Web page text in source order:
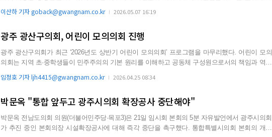
이산하 기자 goback@gwangnam.co.kr 2026.05.07 16:19
광주 광산구의회, 어린이 모의의회 진행
광주 광산구의회가 최근 ‘2026년도 상반기 어린이 모의의회’ 프로그램을 마무리했다. 어린이 모의
의회는 지역 초·중학생들이 민주주의의 기본 원리를 이해하고 공동체 구성원으로서의 책임과 역할
임정호 기자 ljh4415@gwangnam.co.kr 2026.04.25 08:34
박문옥 "통합 앞두고 광주시의회 확장공사 중단해야"
박문옥 전남도의회 의원(더불어민주당·목포3)은 21일 임시회 본회의 5분 자유발언에서 광주시의회
가 추진 중인 본회의장 시설확장공사에 대해 즉각 중단을 촉구했다. 통합특별시의회 본회의 개최